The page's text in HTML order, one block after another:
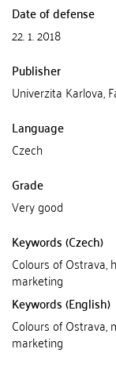
Date of defense
22. 1. 2018
Publisher
Univerzita Karlova,
Language
Czech
Grade
Very good
Keywords (Czech)
Colours of Ostrava,
marketing
Keywords (English)
Colours of Ostrava,
marketing